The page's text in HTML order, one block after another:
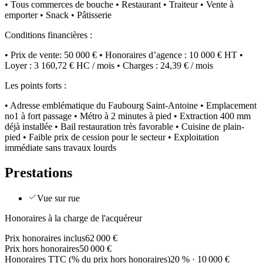
• Tous commerces de bouche • Restaurant • Traiteur • Vente à
emporter • Snack • Pâtisserie
Conditions financières :
• Prix de vente: 50 000 € • Honoraires d’agence : 10 000 € HT •
Loyer : 3 160,72 € HC / mois • Charges : 24,39 € / mois
Les points forts :
• Adresse emblématique du Faubourg Saint-Antoine • Emplacement
no1 à fort passage • Métro à 2 minutes à pied • Extraction 400 mm
déjà installée • Bail restauration très favorable • Cuisine de plain-
pied • Faible prix de cession pour le secteur • Exploitation
immédiate sans travaux lourds
Prestations
Vue sur rue
Honoraires à la charge de l'acquéreur
Prix honoraires inclus62 000 €
Prix hors honoraires50 000 €
Honoraires TTC (% du prix hors honoraires)20 % · 10 000 €